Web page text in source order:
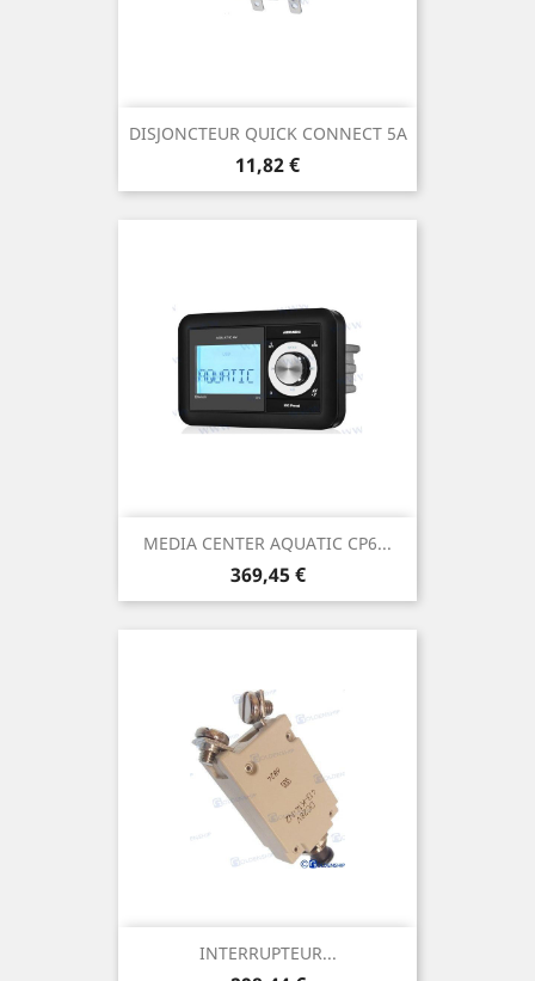
DISJONCTEUR QUICK CONNECT 5A
Prix
11,82 €
MEDIA CENTER AQUATIC CP6...
Prix
369,45 €
INTERRUPTEUR...